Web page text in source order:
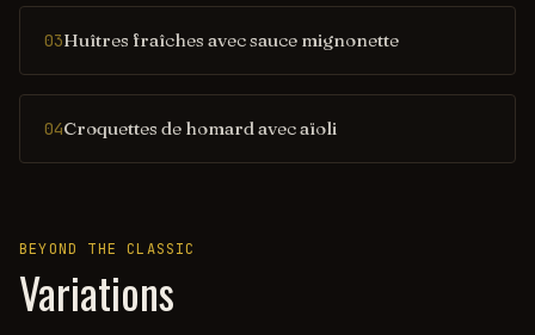
03Huîtres fraîches avec sauce mignonette
04Croquettes de homard avec aïoli
BEYOND THE CLASSIC
Variations